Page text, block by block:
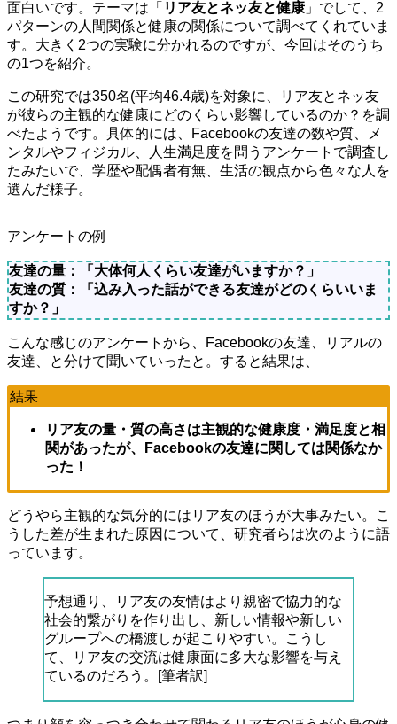
面白いです。テーマは「 リア友とネッ友と健康 」でして、2
パターンの人間関係と健康の関係について調べてくれていま
す。大きく2つの実験に分かれるのですが、今回はそのうち
の1つを紹介。
この研究では350名(平均46.4歳)を対象に、リア友とネッ友
が彼らの主観的な健康にどのくらい影響しているのか？を調
べたようです。具体的には、Facebookの友達の数や質、メ
ンタルやフィジカル、人生満足度を問うアンケートで調査し
たみたいで、学歴や配偶者有無、生活の観点から色々な人を
選んだ様子。
アンケートの例
友達の量：「大体何人くらい友達がいますか？」
友達の質：「込み入った話ができる友達がどのくらいいま
すか？」
こんな感じのアンケートから、Facebookの友達、リアルの
友達、と分けて聞いていったと。すると結果は、
結果
リア友の量・質の高さは主観的な健康度・満足度と相
関があったが、Facebookの友達に関しては関係なか
った！
どうやら主観的な気分的にはリア友のほうが大事みたい。こ
うした差が生まれた原因について、研究者らは次のように語
っています。
予想通り、リア友の友情はより親密で協力的な
社会的繋がりを作り出し、新しい情報や新しい
グループへの橋渡しが起こりやすい。こうし
て、リア友の交流は健康面に多大な影響を与え
ているのだろう。[筆者訳]